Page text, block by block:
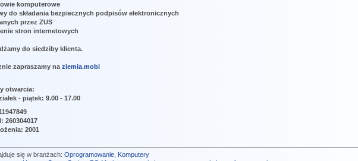
komputerowe
do składania bezpiecznych podpisów elektronicznych
przez ZUS
stron internetowych
do siedziby klienta.
zapraszamy naziemia.mobi
otwarcia:
- piątek: 9.00 - 17.00
260304017
2001
się w branżach: Oprogramowanie, Komputery